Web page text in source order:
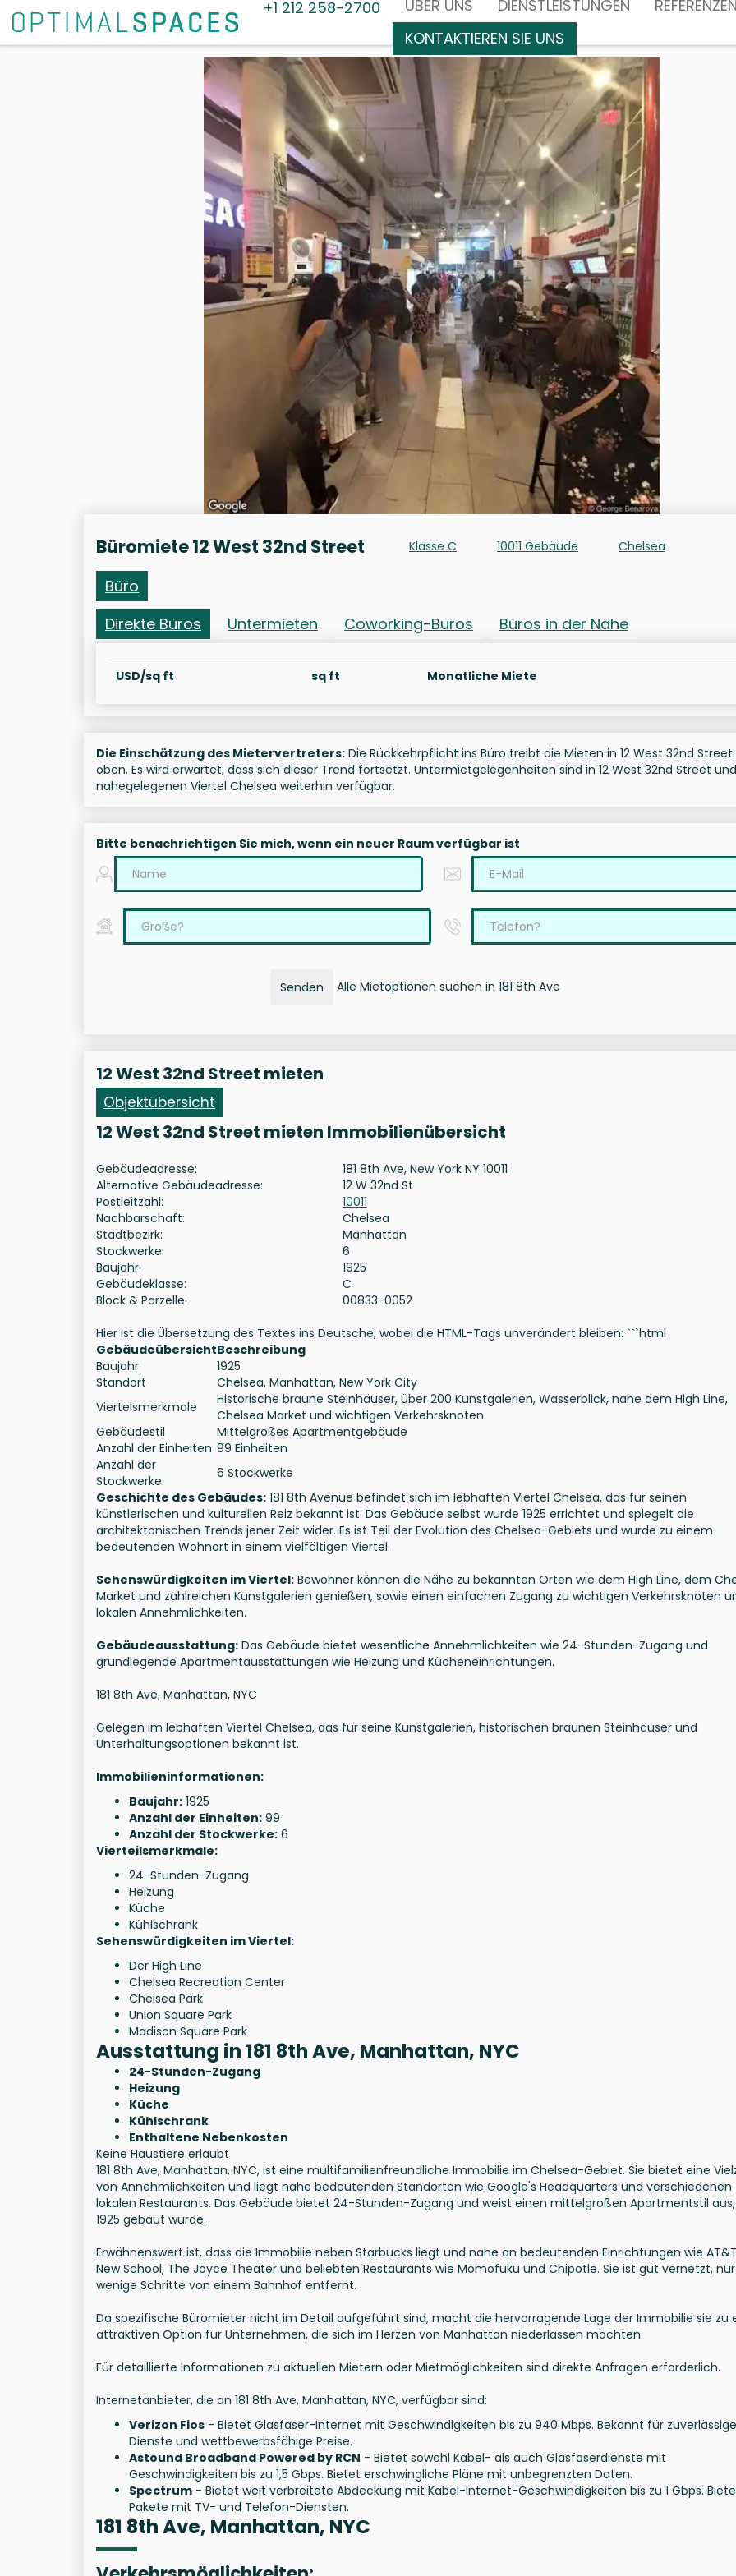
+1 212 258-2700 ÜBER UNS DIENSTLEISTUNGEN REFERENZEN
KONTAKTIEREN SIE UNS
Büromiete 12 West 32nd Street Klasse C 10011 Gebäude Chelsea
Büro
Direkte Büros
Untermieten Coworking-Büros Büros in der Nähe
USD/sq ft sq ft Monatliche Miete
Die Einschätzung des Mietervertreters: Die Rückkehrpflicht ins Büro treibt die Mieten in 12 West 32nd
oben. Es wird erwartet, dass sich dieser Trend fortsetzt. Untermietgelegenheiten sind in 12 West 32nd Street
nahegelegenen Viertel Chelsea weiterhin verfügbar.
Bitte benachrichtigen Sie mich, wenn ein neuer Raum verfügbar ist
Senden Alle Mietoptionen suchen in 181 8th Ave
12 West 32nd Street mieten
Objektübersicht
12 West 32nd Street mieten Immobilienübersicht
Gebäudeadresse:
181 8th Ave, New York NY 10011
Alternative Gebäudeadresse:
12 W 32nd St
Postleitzahl:
10011
Nachbarschaft:
Chelsea
Stadtbezirk:
Manhattan
Stockwerke:
6
Baujahr:
1925
Gebäudeklasse:
C
Block & Parzelle:
00833-0052
Hier ist die Übersetzung des Textes ins Deutsche, wobei die HTML-Tags unverändert bleiben: ```html
GebäudeübersichtBeschreibung
Baujahr
1925
Standort
Chelsea, Manhattan, New York City
Viertelsmerkmale
Historische braune Steinhäuser, über 200 Kunstgalerien, Wasserblick, nahe dem High Line,
Chelsea Market und wichtigen Verkehrsknoten.
Gebäudestil
Mittelgroßes Apartmentgebäude
Anzahl der Einheiten 99 Einheiten
Anzahl der
Stockwerke
6 Stockwerke
Geschichte des Gebäudes: 181 8th Avenue befindet sich im lebhaften Viertel Chelsea, das für seinen
künstlerischen und kulturellen Reiz bekannt ist. Das Gebäude selbst wurde 1925 errichtet und spiegelt die
architektonischen Trends jener Zeit wider. Es ist Teil der Evolution des Chelsea-Gebiets und wurde zu einem
bedeutenden Wohnort in einem vielfältigen Viertel.
Sehenswürdigkeiten im Viertel: Bewohner können die Nähe zu bekannten Orten wie dem High Line, dem
Market und zahlreichen Kunstgalerien genießen, sowie einen einfachen Zugang zu wichtigen Verkehrsknoten
lokalen Annehmlichkeiten.
Gebäudeausstattung: Das Gebäude bietet wesentliche Annehmlichkeiten wie 24-Stunden-Zugang und
grundlegende Apartmentausstattungen wie Heizung und Kücheneinrichtungen.
181 8th Ave, Manhattan, NYC
Gelegen im lebhaften Viertel Chelsea, das für seine Kunstgalerien, historischen braunen Steinhäuser und
Unterhaltungsoptionen bekannt ist.
Immobilieninformationen:
Baujahr: 1925
Anzahl der Einheiten: 99
Anzahl der Stockwerke: 6
Vierteilsmerkmale:
24-Stunden-Zugang
Heizung
Küche
Kühlschrank
Sehenswürdigkeiten im Viertel:
Der High Line
Chelsea Recreation Center
Chelsea Park
Union Square Park
Madison Square Park
Ausstattung in 181 8th Ave, Manhattan, NYC
24-Stunden-Zugang
Heizung
Küche
Kühlschrank
Enthaltene Nebenkosten
Keine Haustiere erlaubt
181 8th Ave, Manhattan, NYC, ist eine multifamilienfreundliche Immobilie im Chelsea-Gebiet. Sie bietet eine
von Annehmlichkeiten und liegt nahe bedeutenden Standorten wie Google's Headquarters und verschiedenen
lokalen Restaurants. Das Gebäude bietet 24-Stunden-Zugang und weist einen mittelgroßen Apartmentstil
1925 gebaut wurde.
Erwähnenswert ist, dass die Immobilie neben Starbucks liegt und nahe an bedeutenden Einrichtungen wie
New School, The Joyce Theater und beliebten Restaurants wie Momofuku und Chipotle. Sie ist gut vernetzt, nur
wenige Schritte von einem Bahnhof entfernt.
Da spezifische Büromieter nicht im Detail aufgeführt sind, macht die hervorragende Lage der Immobilie sie zu
attraktiven Option für Unternehmen, die sich im Herzen von Manhattan niederlassen möchten.
Für detaillierte Informationen zu aktuellen Mietern oder Mietmöglichkeiten sind direkte Anfragen erforderlich.
Internetanbieter, die an 181 8th Ave, Manhattan, NYC, verfügbar sind:
Verizon Fios - Bietet Glasfaser-Internet mit Geschwindigkeiten bis zu 940 Mbps. Bekannt für zuverlässige
Dienste und wettbewerbsfähige Preise.
Astound Broadband Powered by RCN - Bietet sowohl Kabel- als auch Glasfaserdienste mit
Geschwindigkeiten bis zu 1,5 Gbps. Bietet erschwingliche Pläne mit unbegrenzten Daten.
Spectrum - Bietet weit verbreitete Abdeckung mit Kabel-Internet-Geschwindigkeiten bis zu 1 Gbps.
Pakete mit TV- und Telefon-Diensten.
181 8th Ave, Manhattan, NYC